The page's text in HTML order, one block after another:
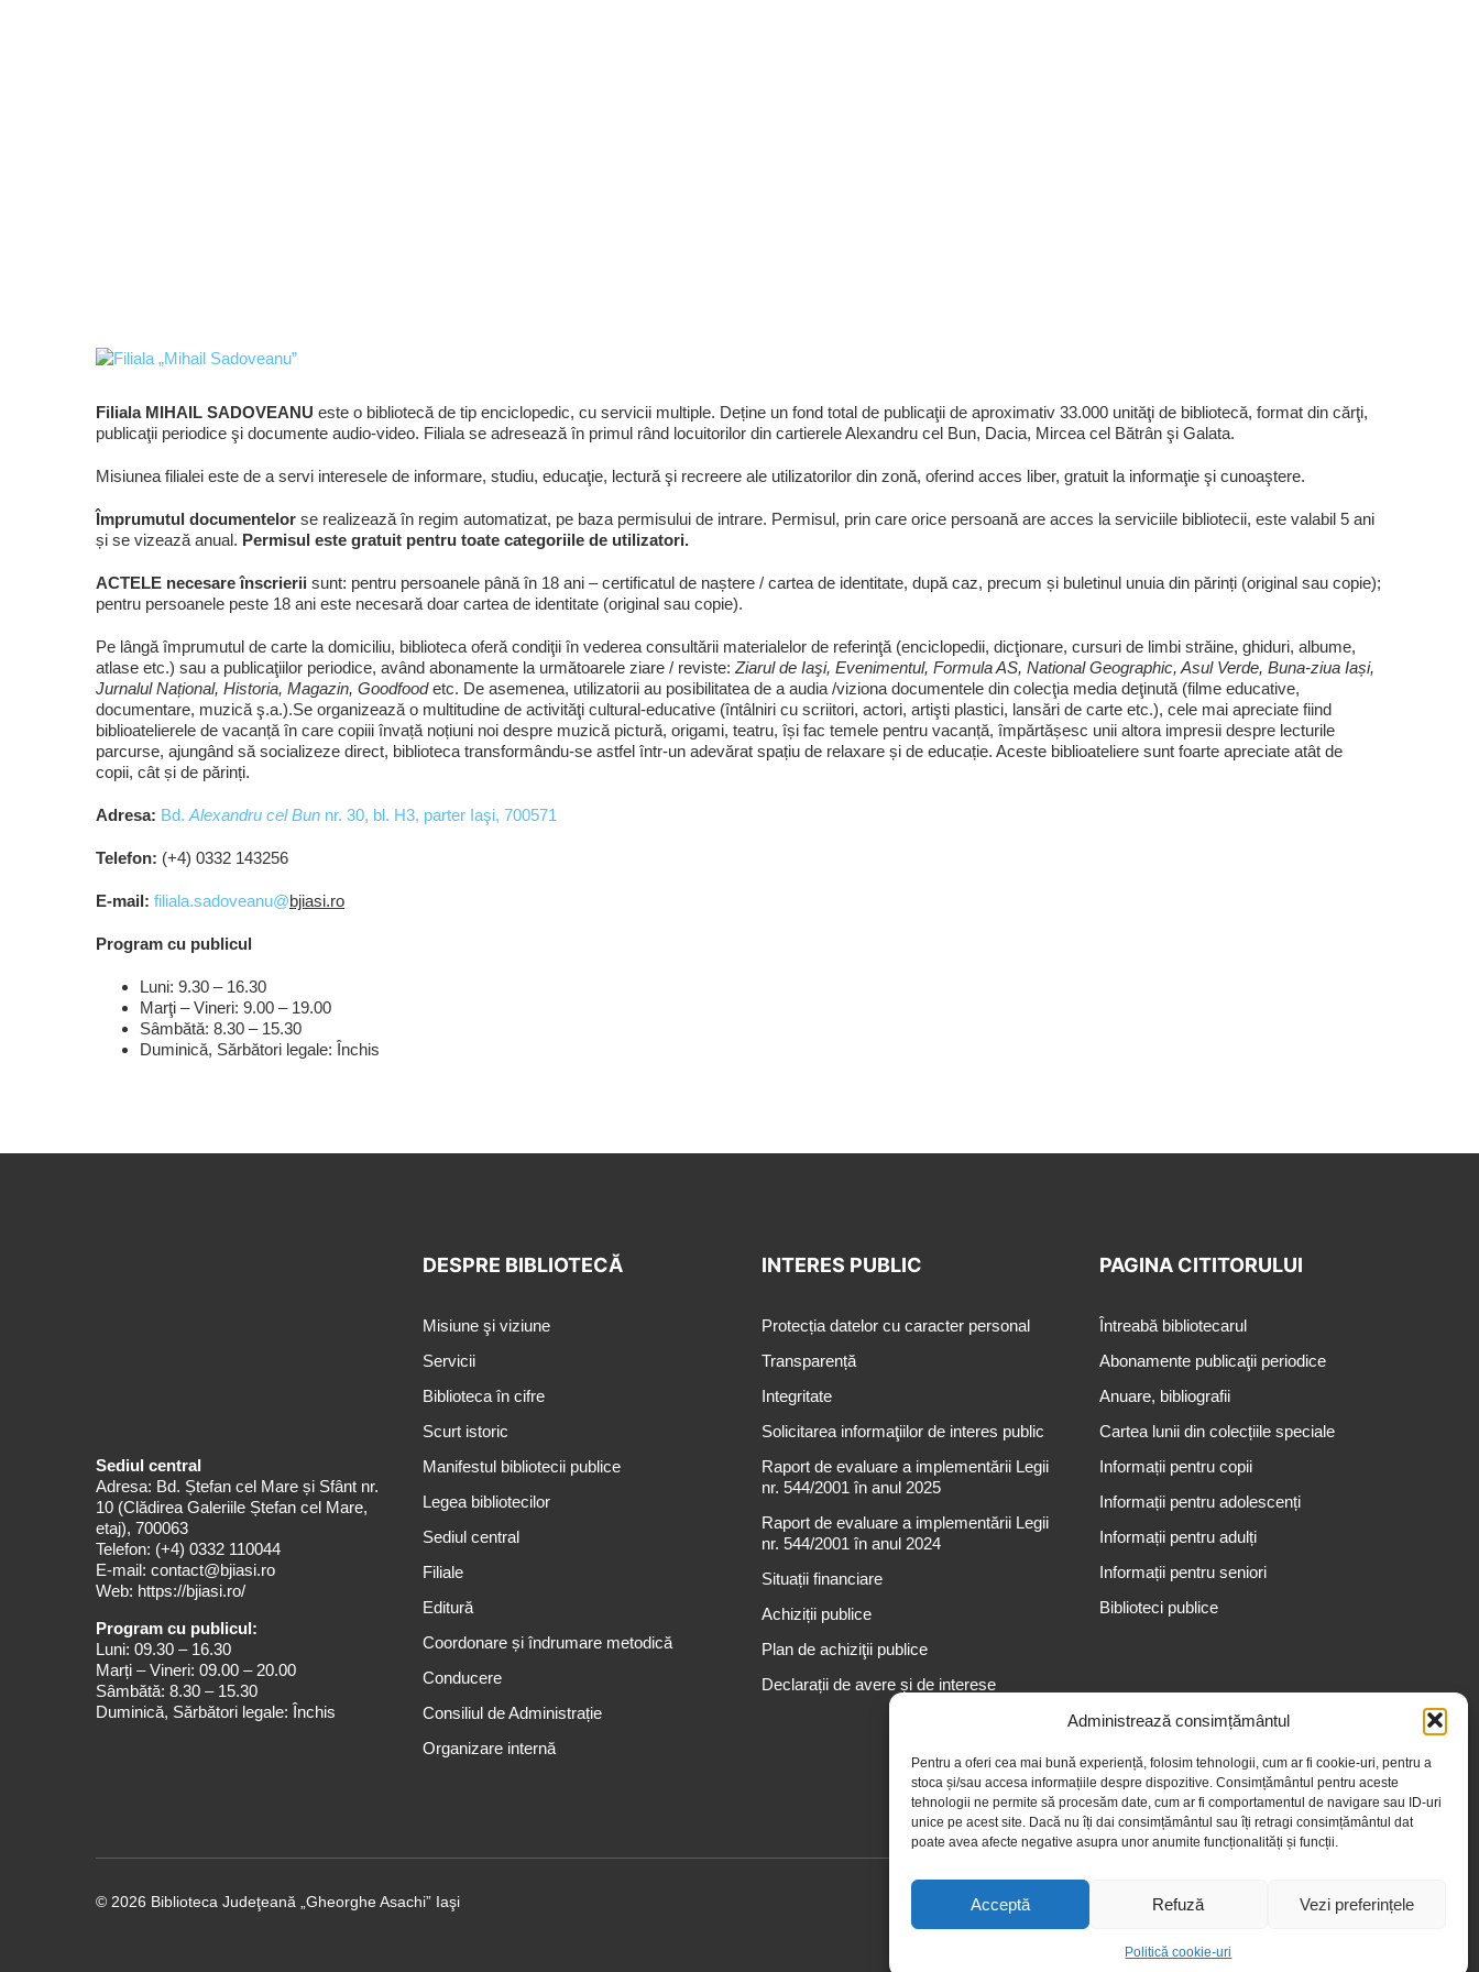
Administrează consimțământul
Pentru a oferi cea mai bună experiență, folosim tehnologii, cum ar fi cookie-uri, pentru a
stoca și/sau accesa informațiile despre dispozitive. Consimțământul pentru aceste
tehnologii ne permite să procesăm date, cum ar fi comportamentul de navigare sau ID-uri
unice pe acest site. Dacă nu îți dai consimțământul sau îți retragi consimțământul dat
poate avea afecte negative asupra unor anumite funcționalități și funcții.
Acceptă Refuză Vezi preferințele
Politică cookie-uri
Filiala MIHAIL SADOVEANU este o bibliotecă de tip enciclopedic, cu servicii multiple. Deține un fond total de publicaţii de aproximativ 33.000 unităţi de bibliotecă, format din cărţi,
publicaţii periodice şi documente audio-video. Filiala se adresează în primul rând locuitorilor din cartierele Alexandru cel Bun, Dacia, Mircea cel Bătrân şi Galata.
Misiunea filialei este de a servi interesele de informare, studiu, educaţie, lectură şi recreere ale utilizatorilor din zonă, oferind acces liber, gratuit la informaţie şi cunoaştere.
Împrumutul documentelor se realizează în regim automatizat, pe baza permisului de intrare. Permisul, prin care orice persoană are acces la serviciile bibliotecii, este valabil 5 ani
și se vizează anual. Permisul este gratuit pentru toate categoriile de utilizatori.
ACTELE necesare înscrierii sunt: pentru persoanele până în 18 ani – certificatul de naștere / cartea de identitate, după caz, precum și buletinul unuia din părinți (original sau copie);
pentru persoanele peste 18 ani este necesară doar cartea de identitate (original sau copie).
Pe lângă împrumutul de carte la domiciliu, biblioteca oferă condiţii în vederea consultării materialelor de referinţă (enciclopedii, dicţionare, cursuri de limbi străine, ghiduri, albume,
atlase etc.) sau a publicaţiilor periodice, având abonamente la următoarele ziare / reviste: Ziarul de Iaşi, Evenimentul, Formula AS, National Geographic, Asul Verde, Buna-ziua Iași,
Jurnalul Național, Historia, Magazin, Goodfoodetc. De asemenea, utilizatorii au posibilitatea de a audia /viziona documentele din colecţia media deţinută (filme educative,
documentare, muzică ş.a.).Se organizează o multitudine de activităţi cultural-educative (întâlniri cu scriitori, actori, artişti plastici, lansări de carte etc.), cele mai apreciate fiind
biblioatelierele de vacanță în care copiii învață noțiuni noi despre muzică pictură, origami, teatru, își fac temele pentru vacanță, împărtășesc unii altora impresii despre lecturile
parcurse, ajungând să socializeze direct, biblioteca transformându-se astfel într-un adevărat spațiu de relaxare și de educație. Aceste biblioateliere sunt foarte apreciate atât de
copii, cât și de părinți.
Adresa: Bd. Alexandru cel Bun nr. 30, bl. H3, parter Iaşi, 700571
Telefon: (+4) 0332 143256
E-mail: filiala.sadoveanu@bjiasi.ro
Program cu publicul
Luni: 9.30 – 16.30
Marţi – Vineri: 9.00 – 19.00
Sâmbătă: 8.30 – 15.30
Duminică, Sărbători legale: Închis
Sediul central
Adresa: Bd. Ștefan cel Mare și Sfânt nr.
10 (Clădirea Galeriile Ștefan cel Mare,
etaj), 700063
Telefon: (+4) 0332 110044
E-mail: contact@bjiasi.ro
Web: https://bjiasi.ro/
Program cu publicul:
Luni: 09.30 – 16.30
Marți – Vineri: 09.00 – 20.00
Sâmbătă: 8.30 – 15.30
Duminică, Sărbători legale: Închis
DESPRE BIBLIOTECĂ
Misiune şi viziune
Servicii
Biblioteca în cifre
Scurt istoric
Manifestul bibliotecii publice
Legea bibliotecilor
Sediul central
Filiale
Editură
Coordonare și îndrumare metodică
Conducere
Consiliul de Administrație
Organizare internă
INTERES PUBLIC
Protecția datelor cu caracter personal
Transparență
Integritate
Solicitarea informaţiilor de interes public
Raport de evaluare a implementării Legii
nr. 544/2001 în anul 2025
Raport de evaluare a implementării Legii
nr. 544/2001 în anul 2024
Situații financiare
Achiziții publice
Plan de achiziţii publice
Declarații de avere și de interese
PAGINA CITITORULUI
Întreabă bibliotecarul
Abonamente publicaţii periodice
Anuare, bibliografii
Cartea lunii din colecțiile speciale
Informații pentru copii
Informații pentru adolescenți
Informații pentru adulți
Informații pentru seniori
Biblioteci publice
© 2026 Biblioteca Judeţeană „Gheorghe Asachi” Iaşi